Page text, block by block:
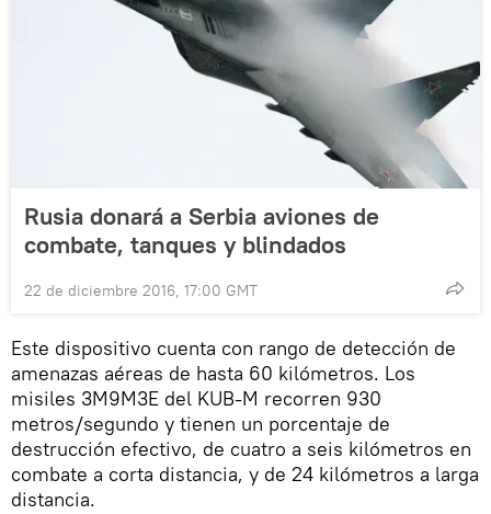
Rusia donará a Serbia aviones de
combate, tanques y blindados
22 de diciembre 2016, 17:00 GMT
Este dispositivo cuenta con rango de detección de
amenazas aéreas de hasta 60 kilómetros. Los
misiles 3M9M3E del KUB-M recorren 930
metros/segundo y tienen un porcentaje de
destrucción efectivo, de cuatro a seis kilómetros en
combate a corta distancia, y de 24 kilómetros a larga
distancia.